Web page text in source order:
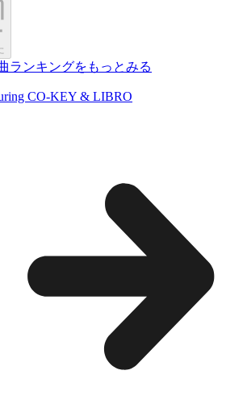
ランキングをもっとみる
CO-KEY & LIBRO